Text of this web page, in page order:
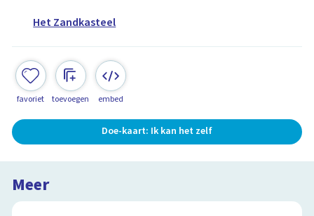
Het Zandkasteel
favoriet toevoegen embed
Doe-kaart: Ik kan het zelf
Meer